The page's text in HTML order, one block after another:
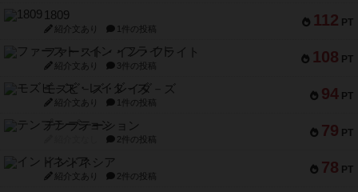
112 PT
1809
紹介文あり 1件の投稿
108 PT
ファースト・イン・フライト
紹介文あり 3件の投稿
94 PT
モズビ－ズ・レイダ－ズ
紹介文あり 1件の投稿
79 PT
テンプテーション
2件の投稿
78 PT
インドネシア
紹介文あり 2件の投稿